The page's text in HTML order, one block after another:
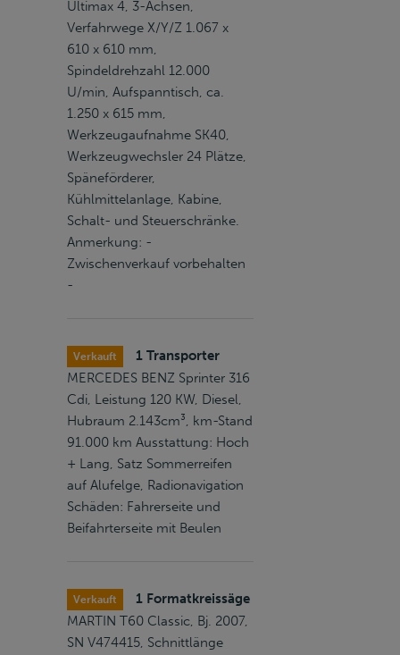
Ultimax 4, 3-Achsen,
Verfahrwege X/Y/Z 1.067 x
610 x 610 mm,
Spindeldrehzahl 12.000
U/min, Aufspanntisch, ca.
1.250 x 615 mm,
Werkzeugaufnahme SK40,
Werkzeugwechsler 24 Plätze,
Späneförderer,
Kühlmittelanlage, Kabine,
Schalt- und Steuerschränke.
Anmerkung: -
Zwischenverkauf vorbehalten
-
Verkauft
1 Transporter
MERCEDES BENZ Sprinter 316
Cdi, Leistung 120 KW, Diesel,
Hubraum 2.143cm³, km-Stand
91.000 km Ausstattung: Hoch
+ Lang, Satz Sommerreifen
auf Alufelge, Radionavigation
Schäden: Fahrerseite und
Beifahrterseite mit Beulen
Verkauft
1 Formatkreissäge
MARTIN T60 Classic, Bj. 2007,
SN V474415, Schnittlänge